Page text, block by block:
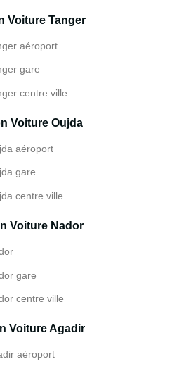
Voiture Tanger
aéroport
gare
centre ville
Voiture Oujda
aéroport
gare
centre ville
Voiture Nador
gare
centre ville
Voiture Agadir
aéroport